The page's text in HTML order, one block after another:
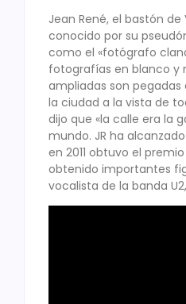
Jean René, el bastón
conocido por su
como el «fotógrafo
fotografías en blanco y
ampliadas son
la ciudad a la vista de
dijo que «la calle era la
mundo. JR ha
en 2011 obtuvo el
obtenido importantes
vocalista de la banda